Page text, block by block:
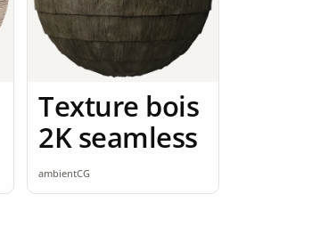
Texture bois
2K seamless
ambientCG